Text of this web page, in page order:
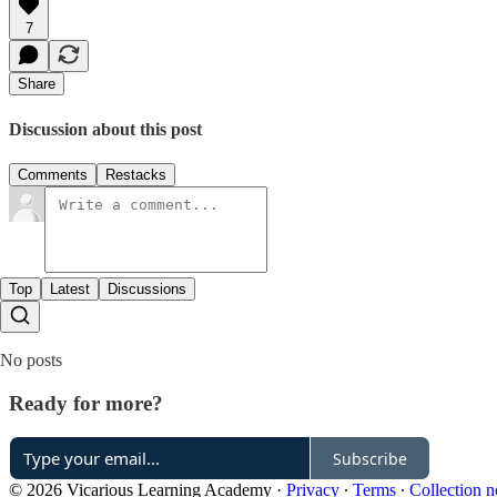
7
Share
Discussion about this post
Comments Restacks
Top Latest Discussions
No posts
Ready for more?
Subscribe
© 2026 Vicarious Learning Academy · Privacy ∙ Terms ∙ Collection